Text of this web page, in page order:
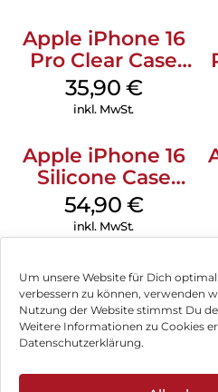
Um unsere Website für Dich
verbessern zu können, verwenden
Nutzung der Website stimmst Du
Weitere Informationen zu Cookies
Datenschutzerklärung.
Apple iPhone 16
Pro Clear Case
MagSafe
Transparent
35,90 €
inkl. MwSt.
Apple iPhone 16
Silicone Case
MagSafe Lake
Green
54,90 €
inkl. MwSt.
Impressum